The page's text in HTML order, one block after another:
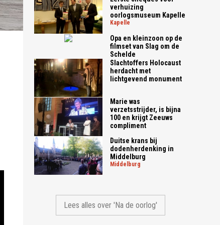
verhuizing
oorlogsmuseum Kapelle
kapelle
Opa en kleinzoon op de
filmset van Slag om de
Schelde
Slachtoffers Holocaust
herdacht met
lichtgevend monument
Marie was
verzetsstrijder, is bijna
100 en krijgt Zeeuws
compliment
Duitse krans bij
dodenherdenking in
Middelburg
middelburg
Lees alles over 'Na de oorlog'